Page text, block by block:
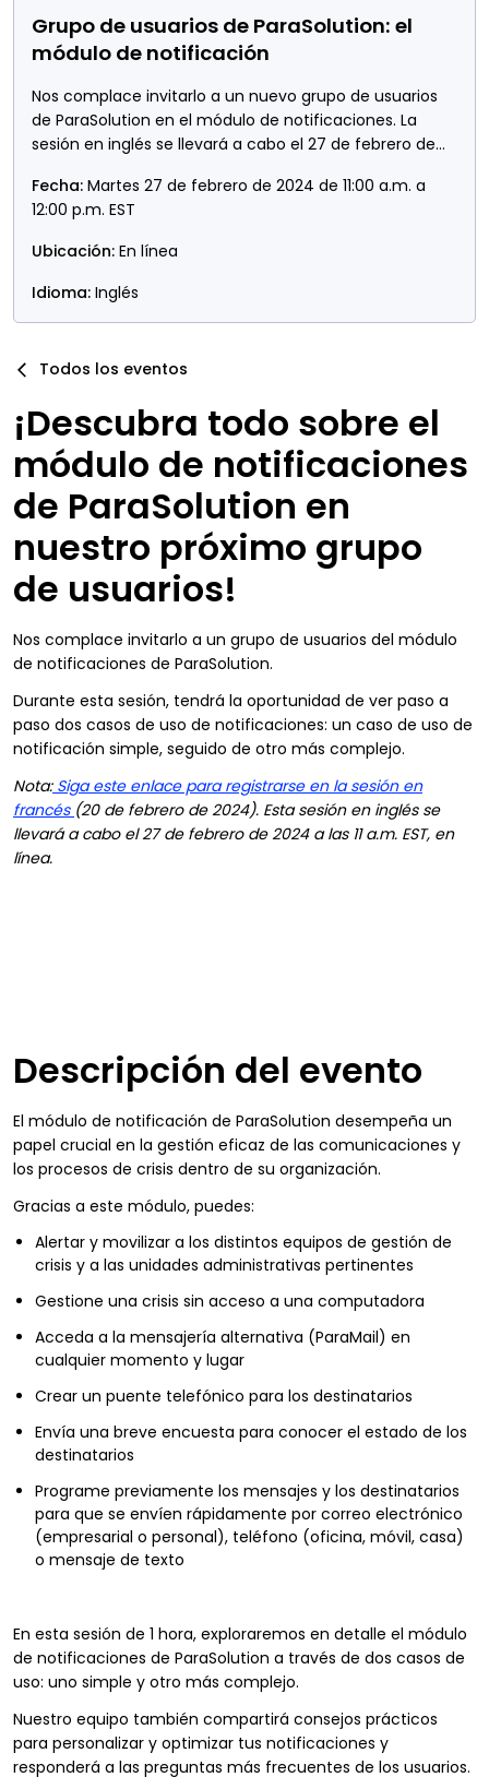
Todos los eventos
¡Descubra todo sobre el
módulo de notificaciones
de ParaSolution en
nuestro próximo grupo
de usuarios!
Nos complace invitarlo a un grupo de usuarios del módulo
de notificaciones de ParaSolution.
Durante esta sesión, tendrá la oportunidad de ver paso a
paso dos casos de uso de notificaciones: un caso de uso de
notificación simple, seguido de otro más complejo.
Nota:Siga este enlace para registrarse en la sesión en
francés (20 de febrero de 2024). Esta sesión en inglés se
llevará a cabo el 27 de febrero de 2024 a las 11 a.m. EST, en
línea.
Descripción del evento
El módulo de notificación de ParaSolution desempeña un
papel crucial en la gestión eficaz de las comunicaciones y
los procesos de crisis dentro de su organización.
Gracias a este módulo, puedes:
Alertar y movilizar a los distintos equipos de gestión de
crisis y a las unidades administrativas pertinentes
Gestione una crisis sin acceso a una computadora
Acceda a la mensajería alternativa (ParaMail) en
cualquier momento y lugar
Crear un puente telefónico para los destinatarios
Envía una breve encuesta para conocer el estado de los
destinatarios
Programe previamente los mensajes y los destinatarios
para que se envíen rápidamente por correo electrónico
(empresarial o personal), teléfono (oficina, móvil, casa)
o mensaje de texto
En esta sesión de 1 hora, exploraremos en detalle el módulo
de notificaciones de ParaSolution a través de dos casos de
uso: uno simple y otro más complejo.
Nuestro equipo también compartirá consejos prácticos
para personalizar y optimizar tus notificaciones y
responderá a las preguntas más frecuentes de los usuarios.
Grupo de usuarios de ParaSolution: el
módulo de notificación
Nos complace invitarlo a un nuevo grupo de usuarios
de ParaSolution en el módulo de notificaciones. La
sesión en inglés se llevará a cabo el 27 de febrero de
Fecha: Martes 27 de febrero de 2024 de 11:00 a.m. a
12:00 p.m. EST
Ubicación: En línea
Idioma: Inglés